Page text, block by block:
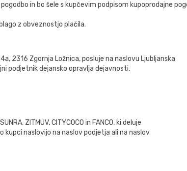
in bo šele s kupčevim podpisom kupoprodajne
z obveznostjo plačila.
2316 Zgornja Ložnica, posluje na naslovu Ljubljanska
podjetnik dejansko opravlja dejavnosti.
ZITMUV, CITYCOCO in FANCO, ki deluje
naslovijo na naslov podjetja ali na naslov